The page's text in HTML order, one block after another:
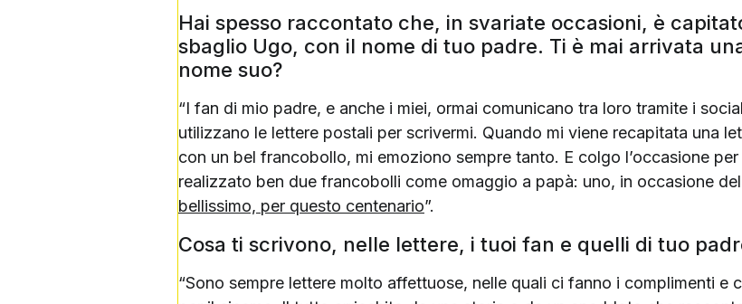
Hai spesso raccontato che, in svariate occasioni, è
sbaglio Ugo, con il nome di tuo padre. Ti è mai arrivata
nome suo?
“I fan di mio padre, e anche i miei, ormai comunicano tra loro tramite i
utilizzano le lettere postali per scrivermi. Quando mi viene recapitata una
con un bel francobollo, mi emoziono sempre tanto. E colgo l’occasione
realizzato ben due francobolli come omaggio a papà: uno, in occasione
bellissimo, per questo centenario”.
Cosa ti scrivono, nelle lettere, i tuoi fan e quelli di tuo
“Sono sempre lettere molto affettuose, nelle quali ci fanno i complimenti e